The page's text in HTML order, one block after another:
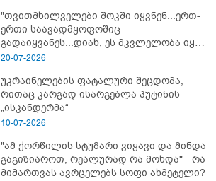
"თვითმხილველები შოკში იყვნენ...ერთ-
ერთი საავადმყოფოშიც
გადაიყვანეს...დიახ, ეს მკვლელობა იყო"
- გორში დატრიალებული ტრაგედიის
20-07-2026
უკრაინელების ფატალური შეცდომა,
რითაც კარგად ისარგებლა პუტინის
„ისკანდერმა“
10-07-2026
"ამ ქორწილის სტუმარი ვიყავი და მინდა
გაგიზიაროთ, რეალურად რა მოხდა" - რა
მიმართვას ავრცელებს სოფი ახმეტელი?